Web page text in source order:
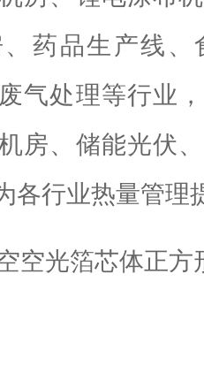
药品生产线、
气处理等行业
房、储能光伏
各行业热量管理